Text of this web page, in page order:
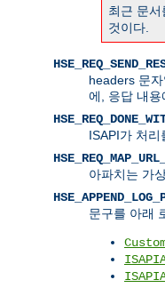
최근 문
것이다.
headers 문
에, 응답 내용
ISAPI가 처
아파치는 가
문구를 아래